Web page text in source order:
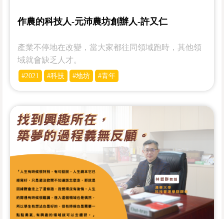
作農的科技人-元沛農坊創辦人-許又仁
產業不停地在改變，當大家都往同領域跑時，其他領
域就會缺乏人才。
#2021 #科技 #地坊 #青年